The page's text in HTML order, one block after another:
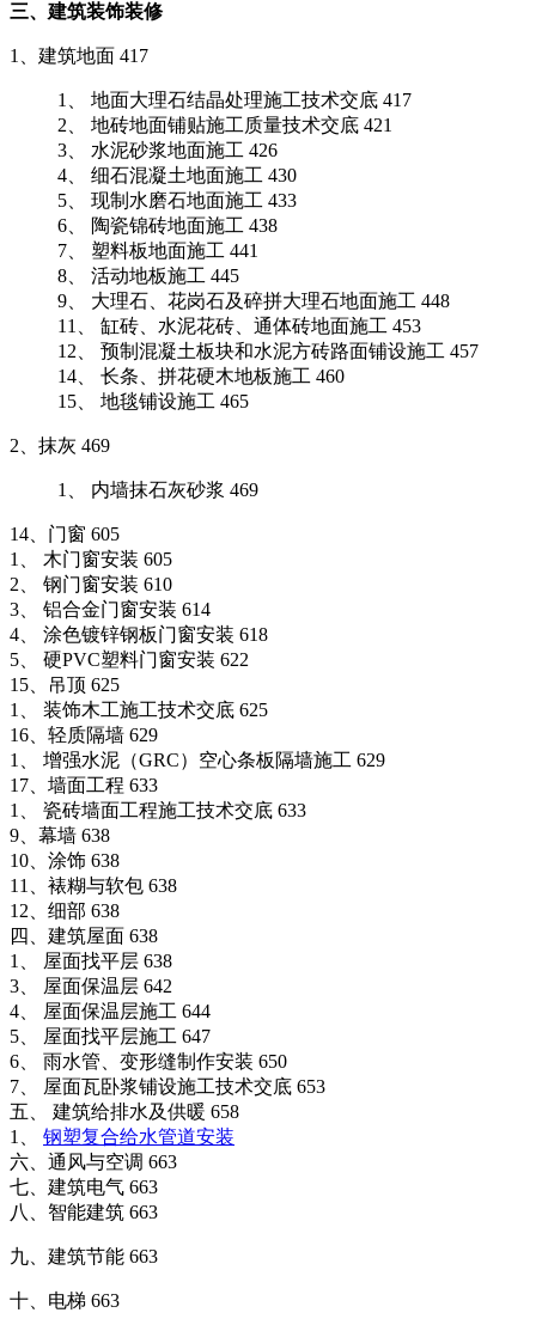
三、建筑装饰装修
1、建筑地面 417
1、 地面大理石结晶处理施工技术交底 417
2、 地砖地面铺贴施工质量技术交底 421
3、 水泥砂浆地面施工 426
4、 细石混凝土地面施工 430
5、 现制水磨石地面施工 433
6、 陶瓷锦砖地面施工 438
7、 塑料板地面施工 441
8、 活动地板施工 445
9、 大理石、花岗石及碎拼大理石地面施工 448
11、 缸砖、水泥花砖、通体砖地面施工 453
12、 预制混凝土板块和水泥方砖路面铺设施工 457
14、 长条、拼花硬木地板施工 460
15、 地毯铺设施工 465
2、抹灰 469
1、 内墙抹石灰砂浆 469
14、门窗 605
1、 木门窗安装 605
2、 钢门窗安装 610
3、 铝合金门窗安装 614
4、 涂色镀锌钢板门窗安装 618
5、 硬PVC塑料门窗安装 622
15、吊顶 625
1、 装饰木工施工技术交底 625
16、轻质隔墙 629
1、 增强水泥（GRC）空心条板隔墙施工 629
17、墙面工程 633
1、 瓷砖墙面工程施工技术交底 633
9、幕墙 638
10、涂饰 638
11、裱糊与软包 638
12、细部 638
四、建筑屋面 638
1、 屋面找平层 638
3、 屋面保温层 642
4、 屋面保温层施工 644
5、 屋面找平层施工 647
6、 雨水管、变形缝制作安装 650
7、 屋面瓦卧浆铺设施工技术交底 653
五、 建筑给排水及供暖 658
1、 钢塑复合给水管道安装
六、通风与空调 663
七、建筑电气 663
八、智能建筑 663
九、建筑节能 663
十、电梯 663